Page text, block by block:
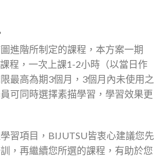
進階所制定的課程，本方案一期
程，一次上課1-2小時（以當日作
最高為期3個月，3個月內未使用之
可同時選擇素描學習，學習效果更
習項目，BIJUTSU皆衷心建議您先
，再繼續您所選的課程，有助於您